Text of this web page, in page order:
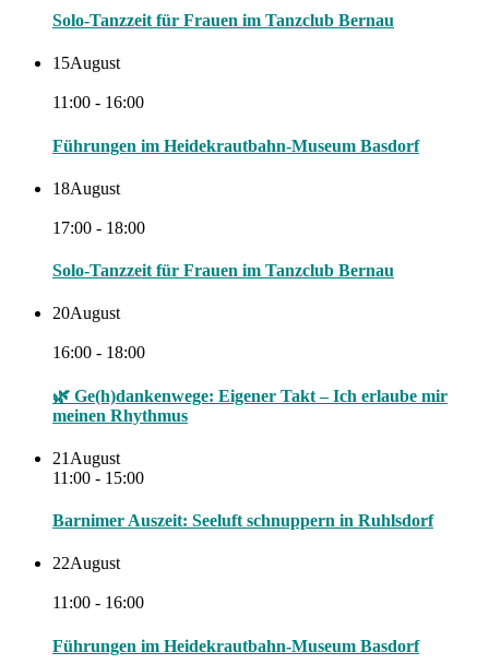
Solo-Tanzzeit für Frauen im Tanzclub Bernau
15August
11:00 - 16:00
Führungen im Heidekrautbahn-Museum Basdorf
18August
17:00 - 18:00
Solo-Tanzzeit für Frauen im Tanzclub Bernau
20August
16:00 - 18:00
🌿 Ge(h)dankenwege: Eigener Takt – Ich erlaube mir
meinen Rhythmus
21 August
11:00 - 15:00
Barnimer Auszeit: Seeluft schnuppern in Ruhlsdorf
22August
11:00 - 16:00
Führungen im Heidekrautbahn-Museum Basdorf